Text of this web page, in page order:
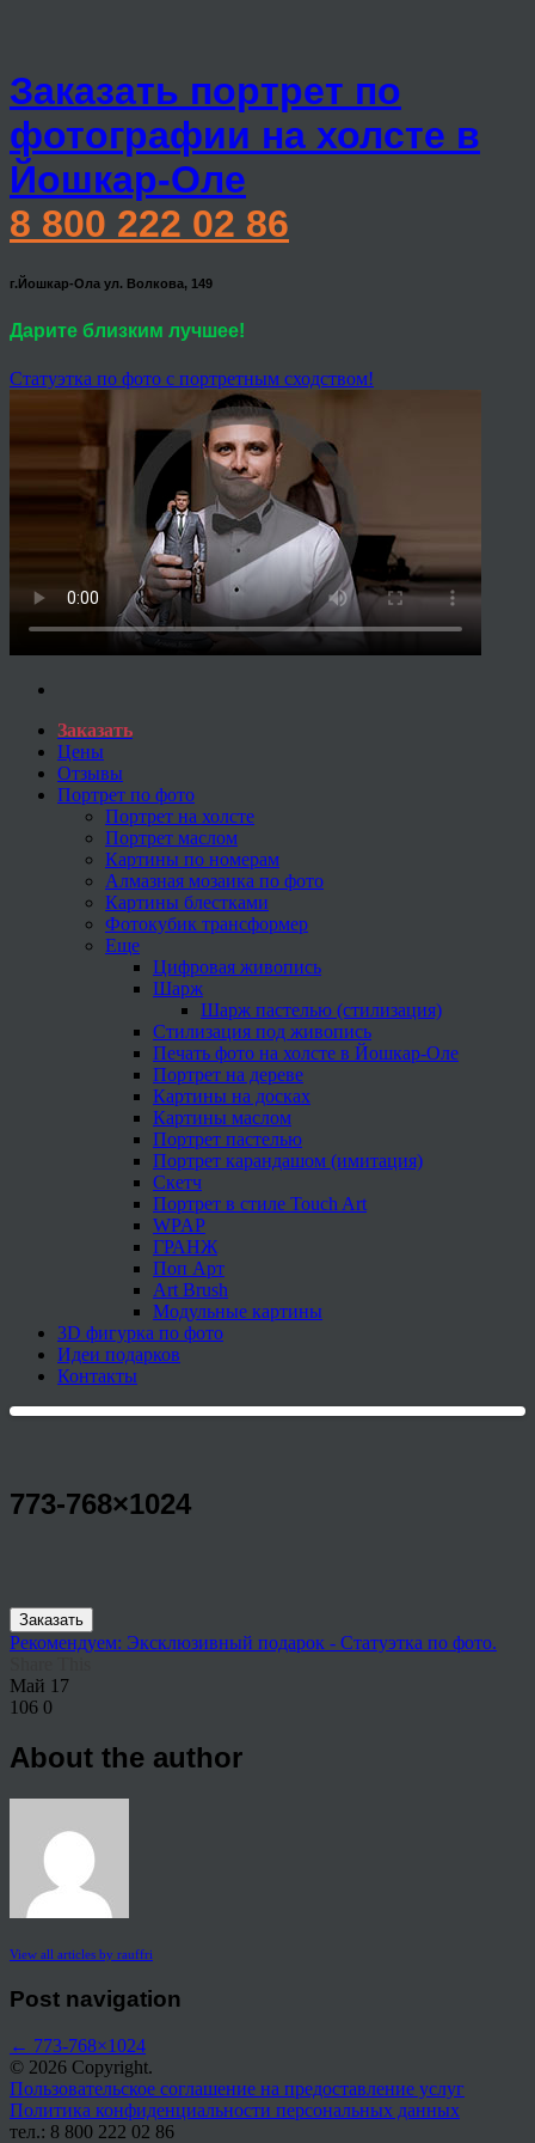
Заказать портрет по
фотографии на холсте в
Йошкар-Оле
8 800 222 02 86
г.Йошкар-Ола ул. Волкова, 149
Дарите близким лучшее!
Статуэтка по фото с портретным сходством!
Заказать
Цены
Отзывы
Портрет по фото
Портрет на холсте
Портрет маслом
Картины по номерам
Алмазная мозаика по фото
Картины блестками
Фотокубик трансформер
Еще
Цифровая живопись
Шарж
Шарж пастелью (стилизация)
Стилизация под живопись
Печать фото на холсте в Йошкар-Оле
Портрет на дереве
Картины на досках
Картины маслом
Портрет пастелью
Портрет карандашом (имитация)
Скетч
Портрет в стиле Touch Art
WPAP
ГРАНЖ
Поп Арт
Art Brush
Модульные картины
3D фигурка по фото
Идеи подарков
Контакты
773-768×1024
Заказать
Рекомендуем: Эксклюзивный подарок - Статуэтка по фото.
Май 17
106 0
About the author
View all articles by rauffri
Post navigation
← 773-768×1024
© 2026 Copyright.
Пользовательское соглашение на предоставление услуг
Политика конфиденциальности персональных данных
тел.: 8 800 222 02 86